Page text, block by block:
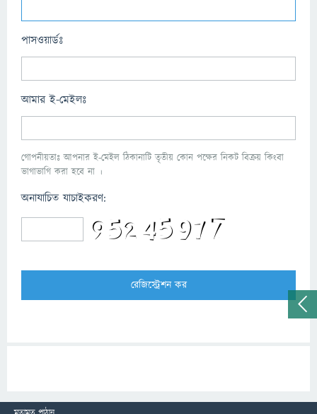
পাসওয়ার্ডঃ
আমার ই-মেইলঃ
গোপনীয়তাঃ আপনার ই-মেইল ঠিকানাটি তৃতীয় কোন পক্ষের নিকট বিক্রয় কিংবা
ভাগাভাগি করা হবে না ।
অনাযাচিত যাচাইকরণ: